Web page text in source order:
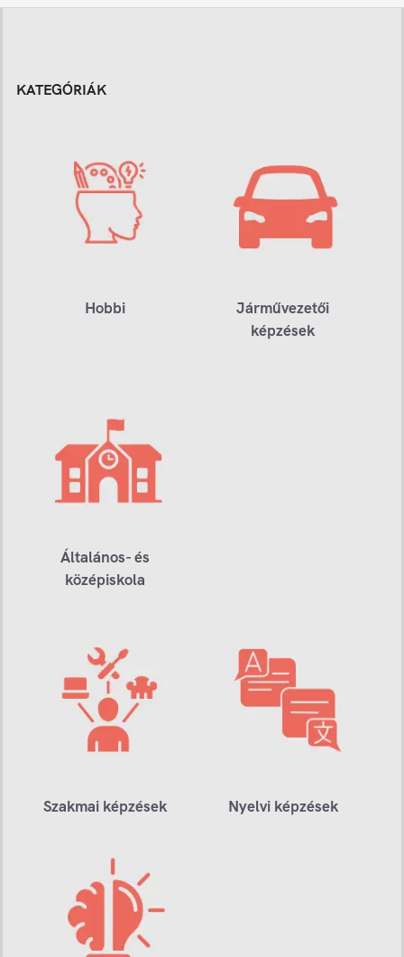
KATEGÓRIÁK
Hobbi
Járművezetői
képzések
Általános- és
középiskola
Szakmai képzések Nyelvi képzések